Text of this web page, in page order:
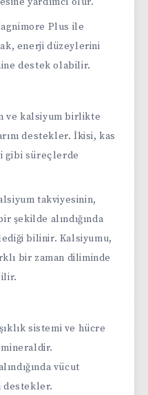
Plus ile
enerji düzeylerini
destek olabilir.
ve kalsiyum birlikte
destekler. İkisi, kas
gibi süreçlerde
takviyesinin,
şekilde alındığında
bilinir. Kalsiyumu,
bir zaman diliminde
sistemi ve hücre
vücut
destekler.